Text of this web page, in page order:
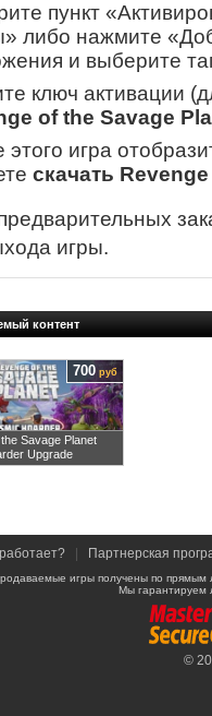
пункт
либо нажмите
и выберите
ключ активации
of the Savage
этого игра
скачать
игры.
контент
Savage Planet
Upgrade
700 руб
Партнерская
игры получены по
Мы гарантируем
©